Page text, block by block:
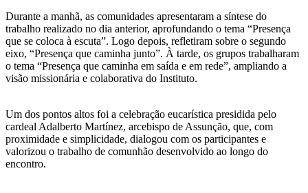
Durante a manhã, as comunidades apresentaram a síntese do
trabalho realizado no dia anterior, aprofundando o tema “Presença
que se coloca à escuta”. Logo depois, refletiram sobre o segundo
eixo, “Presença que caminha junto”. À tarde, os grupos trabalharam
o tema “Presença que caminha em saída e em rede”, ampliando a
visão missionária e colaborativa do Instituto.
Um dos pontos altos foi a celebração eucarística presidida pelo
cardeal Adalberto Martínez, arcebispo de Assunção, que, com
proximidade e simplicidade, dialogou com os participantes e
valorizou o trabalho de comunhão desenvolvido ao longo do
encontro.